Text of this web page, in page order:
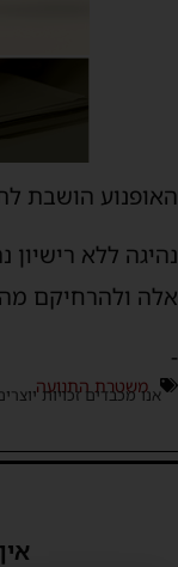
האופנוע הושבת
נהיגה ללא
אלה ולהרחיקם
-
משטרת התנועה
אנו מכבדים זכויות